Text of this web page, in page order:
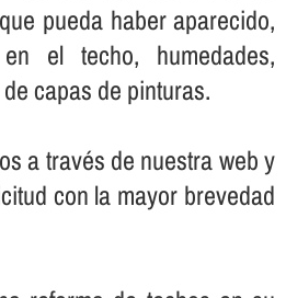
pueda haber aparecido,
el techo, humedades,
capas de pinturas.
a través de nuestra web y
con la mayor brevedad